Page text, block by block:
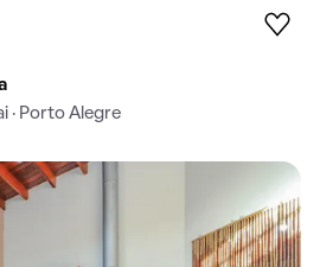
· Porto Alegre